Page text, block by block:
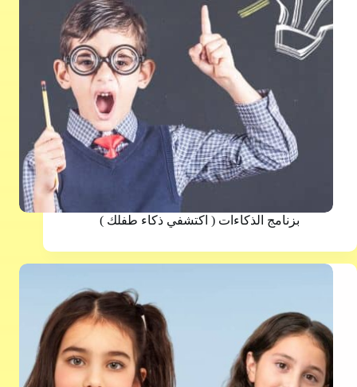
بزنامج الذكاءات ( اكتشفي ذكاء طفلك )